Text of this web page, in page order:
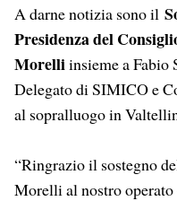
A darne notizia sono il
Presidenza del
Morelliinsieme a
Delegato di SIMICO e
al sopralluogo in
“Ringrazio il sostegno
Morelli al nostro